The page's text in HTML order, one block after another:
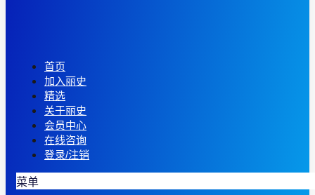
首页
加入丽史
精选
关于丽史
会员中心
在线咨询
登录/注销
菜单